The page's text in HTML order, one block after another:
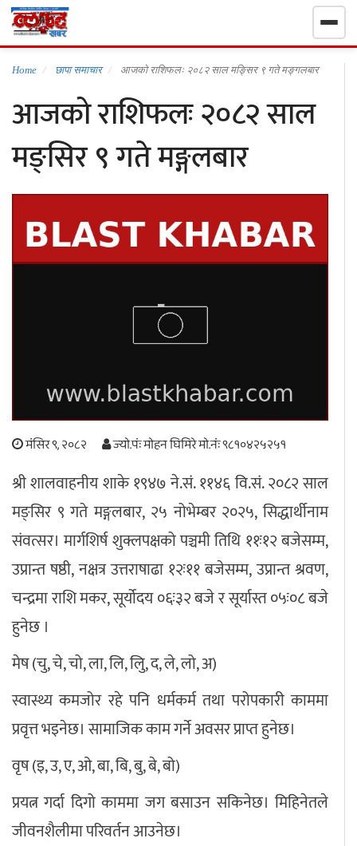
गृहपृष्ठ
निर्वाचन खबर
समाचार
राष्ट्रिय
अपराध
थप विभाग
छापा संस्करण अर्थ बिचार सम्पादकीय
विशेष
अन्तर्राष्ट्रिय / प्रवास
अन्तरवार्ता संस्कृति साहित्य
ब्लग/रिभ्यु
राशिफल
Home छापा समाचार आजको राशिफलः २०८२ साल मङ्सिर ९ गते मङ्गलबार
आजको राशिफलः २०८२ साल
मङ्सिर ९ गते मङ्गलबार
मंसिर ९, २०८२ ज्यो.पंः मोहन घिमिरे मो.नंः ९८१०४२५२५१
श्री शालवाहनीय शाके १९४७ ने.सं. ११४६ वि.सं. २०८२ साल
मङ्सिर ९ गते मङ्गलबार, २५ नोभेम्बर २०२५, सिद्धार्थीनाम
संवत्सर। मार्गशिर्ष शुक्लपक्षको पञ्चमी तिथि ११ः१२ बजेसम्म,
उप्रान्त षष्ठी, नक्षत्र उत्तराषाढा १२ः११ बजेसम्म, उप्रान्त श्रवण,
चन्द्रमा राशि मकर, सूर्योदय ०६ः३२ बजे र सूर्यास्त ०५ः०८ बजे
हुनेछ ।
मेष (चु, चे, चो, ला, लि, लिु, द, ले, लो, अ)
स्वास्थ्य कमजोर रहे पनि धर्मकर्म तथा परोपकारी काममा
प्रवृत्त भइनेछ। सामाजिक काम गर्ने अवसर प्राप्त हुनेछ।
वृष (इ, उ, ए, ओ, बा, बि, बु, बे, बो)
प्रयत्न गर्दा दिगो काममा जग बसाउन सकिनेछ। मिहिनेतले
जीवनशैलीमा परिवर्तन आउनेछ।